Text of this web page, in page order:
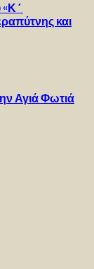
«Κ´
και
Αγιά Φωτιά